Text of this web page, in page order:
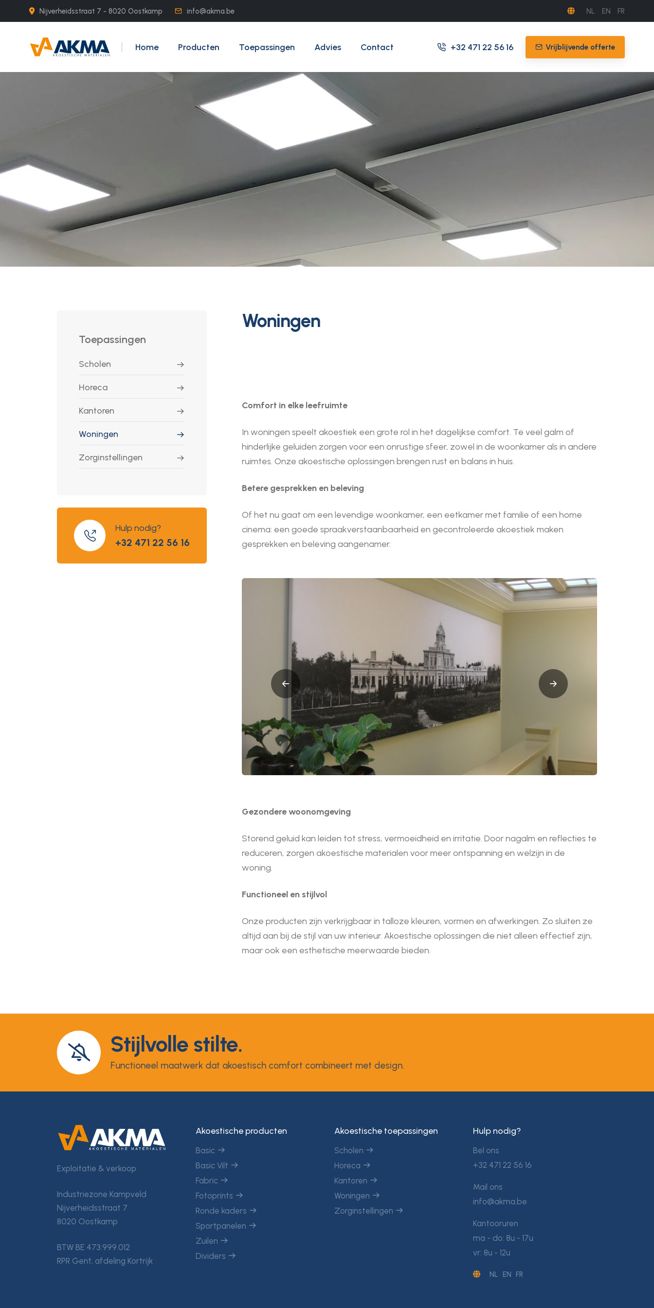
Nijverheidsstraat 7 - 8020 Oostkamp info@akma.be NL EN FR
Home Producten Toepassingen Advies Contact +32 471 22 56 16 Vrijblijvende offerte
Toepassingen
Scholen
Horeca
Kantoren
Woningen
Zorginstellingen
Hulp nodig?
+32 471 22 56 16
Woningen
Comfort in elke leefruimte
In woningen speelt akoestiek een grote rol in het dagelijkse comfort. Te veel galm of
hinderlijke geluiden zorgen voor een onrustige sfeer, zowel in de woonkamer als in andere
ruimtes. Onze akoestische oplossingen brengen rust en balans in huis.
Betere gesprekken en beleving
Of het nu gaat om een levendige woonkamer, een eetkamer met familie of een home
cinema: een goede spraakverstaanbaarheid en gecontroleerde akoestiek maken
gesprekken en beleving aangenamer.
Afbeeldingen
Gezondere woonomgeving
Storend geluid kan leiden tot stress, vermoeidheid en irritatie. Door nagalm en reflecties te
reduceren, zorgen akoestische materialen voor meer ontspanning en welzijn in de
woning.
Functioneel en stijlvol
Onze producten zijn verkrijgbaar in talloze kleuren, vormen en afwerkingen. Zo sluiten ze
altijd aan bij de stijl van uw interieur. Akoestische oplossingen die niet alleen effectief zijn,
maar ook een esthetische meerwaarde bieden.
Stijlvolle stilte.
Functioneel maatwerk dat akoestisch comfort combineert met design.
Exploitatie & verkoop
Industriezone Kampveld
Nijverheidsstraat 7
8020 Oostkamp
BTW BE 473.999.012
RPR Gent, afdeling Kortrijk
Akoestische producten
Basic
Basic Vilt
Fabric
Fotoprints
Ronde kaders
Sportpanelen
Zuilen
Dividers
Akoestische toepassingen
Scholen
Horeca
Kantoren
Woningen
Zorginstellingen
Hulp nodig?
Bel ons
+32 471 22 56 16
Mail ons
info@akma.be
Kantooruren
ma - do: 8u - 17u
vr: 8u - 12u
NL EN FR